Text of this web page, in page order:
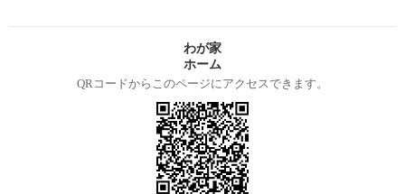
わが家
ホーム
QRコードからこのページにアクセスできます。